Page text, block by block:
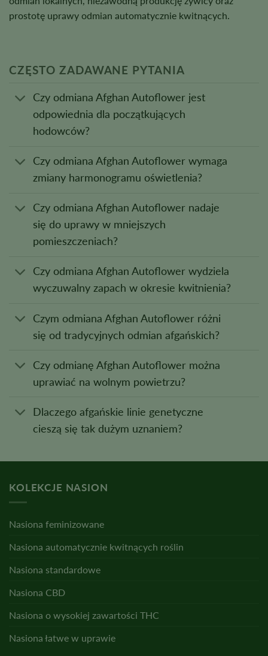
prostotę uprawy odmian automatycznie kwitnących.
CZĘSTO ZADAWANE PYTANIA
Czy odmiana Afghan Autoflower jest
odpowiednia dla początkujących
hodowców?
Czy odmiana Afghan Autoflower wymaga
zmiany harmonogramu oświetlenia?
Czy odmiana Afghan Autoflower nadaje
się do uprawy w mniejszych
pomieszczeniach?
Czy odmiana Afghan Autoflower wydziela
wyczuwalny zapach w okresie kwitnienia?
Czym odmiana Afghan Autoflower różni
się od tradycyjnych odmian afgańskich?
Czy odmianę Afghan Autoflower można
uprawiać na wolnym powietrzu?
Dlaczego afgańskie linie genetyczne
cieszą się tak dużym uznaniem?
KOLEKCJE NASION
Nasiona feminizowane
Nasiona automatycznie kwitnących roślin
Nasiona standardowe
Nasiona CBD
Nasiona o wysokiej zawartości THC
Nasiona łatwe w uprawie